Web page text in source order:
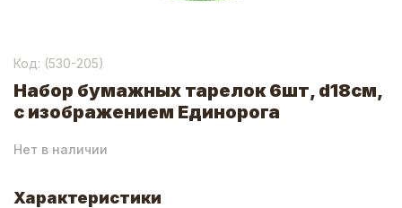
Код: (530-205)
Набор бумажных тарелок 6шт, d18см,
с изображением Единорога
Нет в наличии
Характеристики